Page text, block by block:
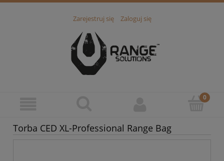
Zarejestruj się Zaloguj się
Torba CED XL-Professional Range Bag